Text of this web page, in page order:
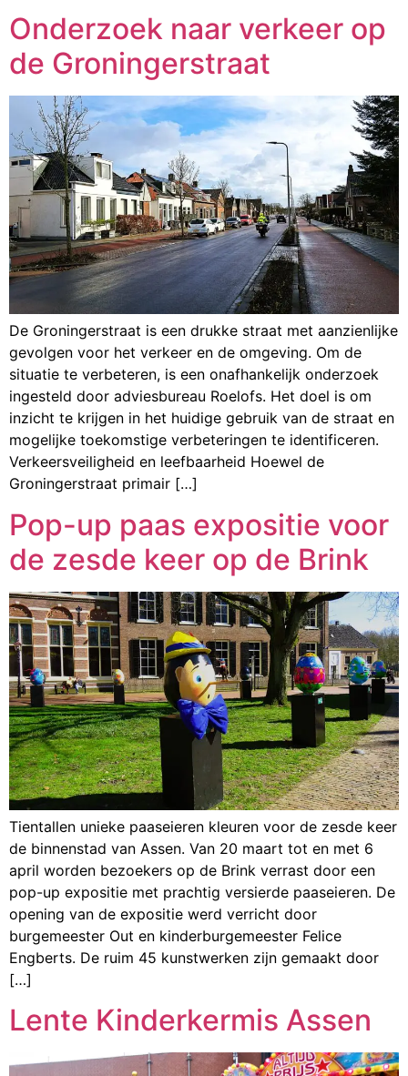
Onderzoek naar verkeer op
de Groningerstraat
De Groningerstraat is een drukke straat met aanzienlijke
gevolgen voor het verkeer en de omgeving. Om de
situatie te verbeteren, is een onafhankelijk onderzoek
ingesteld door adviesbureau Roelofs. Het doel is om
inzicht te krijgen in het huidige gebruik van de straat en
mogelijke toekomstige verbeteringen te identificeren.
Verkeersveiligheid en leefbaarheid Hoewel de
Groningerstraat primair […]
Pop-up paas expositie voor
de zesde keer op de Brink
Tientallen unieke paaseieren kleuren voor de zesde keer
de binnenstad van Assen. Van 20 maart tot en met 6
april worden bezoekers op de Brink verrast door een
pop-up expositie met prachtig versierde paaseieren. De
opening van de expositie werd verricht door
burgemeester Out en kinderburgemeester Felice
Engberts. De ruim 45 kunstwerken zijn gemaakt door
[…]
Lente Kinderkermis Assen